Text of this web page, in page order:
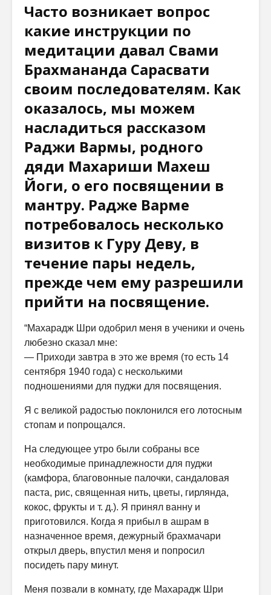
Часто возникает вопрос
какие инструкции по
медитации давал Свами
Брахмананда Сарасвати
своим последователям. Как
оказалось, мы можем
насладиться рассказом
Раджи Вармы, родного
дяди Махариши Махеш
Йоги, о его посвящении в
мантру. Радже Варме
потребовалось несколько
визитов к Гуру Деву, в
течение пары недель,
прежде чем ему разрешили
прийти на посвящение.
“Махарадж Шри одобрил меня в ученики и очень
любезно сказал мне:
— Приходи завтра в это же время (то есть 14
сентября 1940 года) с несколькими
подношениями для пуджи для посвящения.
Я с великой радостью поклонился его лотосным
стопам и попрощался.
На следующее утро были собраны все
необходимые принадлежности для пуджи
(камфора, благовонные палочки, сандаловая
паста, рис, священная нить, цветы, гирлянда,
кокос, фрукты и т. д.). Я принял ванну и
приготовился. Когда я прибыл в ашрам в
назначенное время, дежурный брахмачари
открыл дверь, впустил меня и попросил
посидеть пару минут.
Меня позвали в комнату, где Махарадж Шри